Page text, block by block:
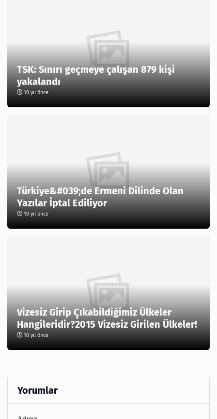
TSK: Sınırı geçmeye çalışan 879 kişi
yakalandı
10 yıl önce
Türkiye&#039;de Ermeni Dilinde Olan
Yazılar İptal Ediliyor
10 yıl önce
Vizesiz Girip Çıkabildiğimiz Ülkeler
Hangileridir?2015 Vizesiz Girilen Ülkeler!
10 yıl önce
Yorumlar